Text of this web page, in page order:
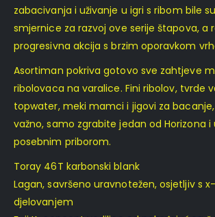
zabacivanja i uživanje u igri s ribom bile
smjernice za razvoj ove serije štapova, a
progresivna akcija s brzim oporavkom
Asortiman pokriva gotovo sve zahtjeve
ribolovaca na varalice. Fini ribolov, tvrde
topwater, meki mamci i jigovi za
važno, samo zgrabite jedan od Horizona i
posebnim priborom.
Toray 46T karbonski blank
Lagan, savršeno uravnotežen, osjetljiv s
djelovanjem